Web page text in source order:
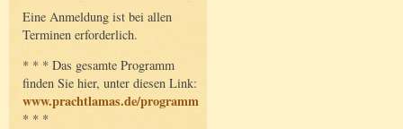
Eine Anmeldung ist bei allen
Terminen erforderlich.
* * * Das gesamte Programm
finden Sie hier, unter diesen Link:
www.prachtlamas.de/programm
* * *